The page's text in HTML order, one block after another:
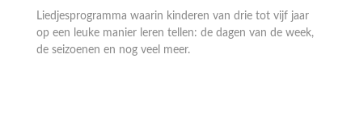
Liedjesprogramma waarin kinderen van drie tot vijf jaar
op een leuke manier leren tellen: de dagen van de week,
de seizoenen en nog veel meer.